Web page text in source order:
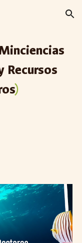
Skip to navigation
Recursos
)